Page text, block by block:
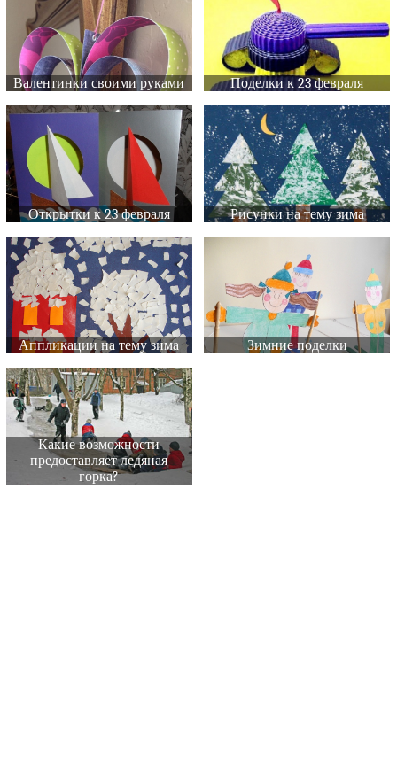
Валентинки своими руками Поделки к 23 февраля
Открытки к 23 февраля Рисунки на тему зима
Аппликации на тему зима Зимние поделки
Какие возможности
предоставляет ледяная
горка?